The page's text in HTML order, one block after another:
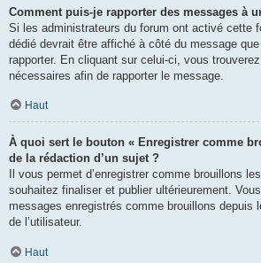
Comment puis-je rapporter des messages à
Si les administrateurs du forum ont activé cette
dédié devrait être affiché à côté du message
rapporter. En cliquant sur celui-ci, vous
nécessaires afin de rapporter le message.
Haut
À quoi sert le bouton « Enregistrer comme
de la rédaction d’un sujet ?
Il vous permet d’enregistrer comme brouillons
souhaitez finaliser et publier ultérieurement.
messages enregistrés comme brouillons depuis
de l’utilisateur.
Haut